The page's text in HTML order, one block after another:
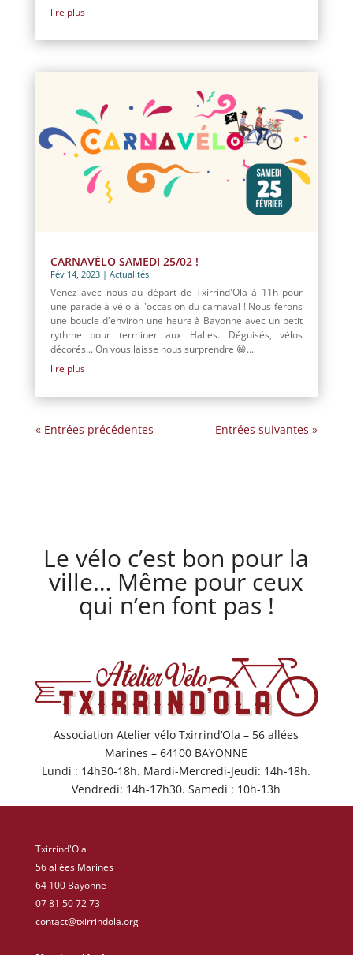
lire plus
CARNAVÉLO SAMEDI 25/02 !
Fév 14, 2023| Actualités
Venez avec nous au départ de Txirrind'Ola à 11h pour
une parade à vélo à l'occasion du carnaval ! Nous ferons
une boucle d'environ une heure à Bayonne avec un petit
rythme pour terminer aux Halles. Déguisés, vélos
décorés... On vous laisse nous surprendre 😁...
lire plus
« Entrées précédentes Entrées suivantes »
Le vélo c’est bon pour la
ville… Même pour ceux
qui n’en font pas !
Association Atelier vélo Txirrind’Ola – 56 allées
Marines – 64100 BAYONNE
Lundi : 14h30-18h. Mardi-Mercredi-Jeudi: 14h-18h.
Vendredi: 14h-17h30. Samedi : 10h-13h
Txirrind'Ola
56 allées Marines
64 100 Bayonne
07 81 50 72 73
contact@txirrindola.org